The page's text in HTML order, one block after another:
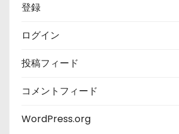
登録
ログイン
投稿フィード
コメントフィード
WordPress.org